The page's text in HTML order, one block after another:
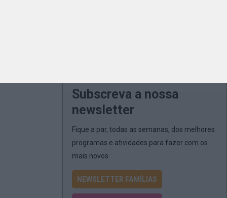
Subscreva a nossa
newsletter
Fique a par, todas as semanas, dos melhores
programas e atividades para fazer com os
mais novos
NEWSLETTER FAMÍLIAS